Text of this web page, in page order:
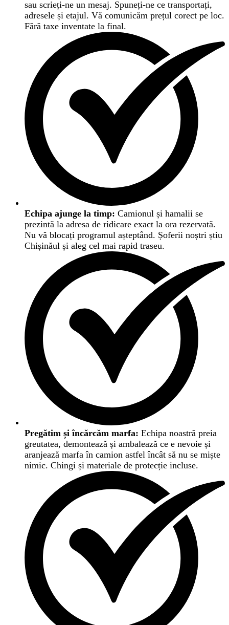
sau scrieți-ne un mesaj. Spuneți-ne ce transportați,
adresele și etajul. Vă comunicăm prețul corect pe loc.
Fără taxe inventate la final.
Echipa ajunge la timp: Camionul și hamalii se
prezintă la adresa de ridicare exact la ora rezervată.
Nu vă blocați programul așteptând. Șoferii noștri știu
Chișinăul și aleg cel mai rapid traseu.
Pregătim și încărcăm marfa: Echipa noastră preia
greutatea, demontează și ambalează ce e nevoie și
aranjează marfa în camion astfel încât să nu se miște
nimic. Chingi și materiale de protecție incluse.